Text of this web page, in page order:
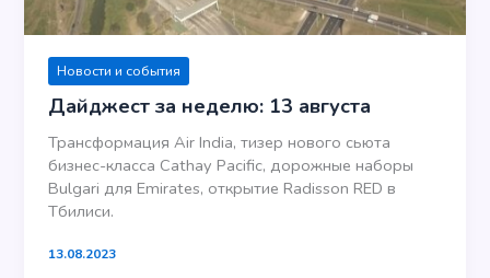
Новости и события
Дайджест за неделю: 13 августа
Трансформация Air India, тизер нового сьюта
бизнес-класса Cathay Pacific, дорожные наборы
Bulgari для Emirates, открытие Radisson RED в
Тбилиси.
13.08.2023